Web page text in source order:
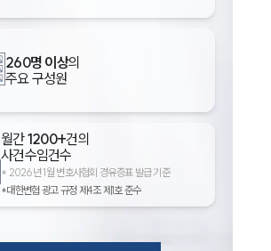
260명 이상의
주요 구성원
월간1200+건의
사건수임건수
* 2026년 1월 변호사협회 경유증표 발급 기준
*대한변협 광고 규정 제4조 제1호 준수